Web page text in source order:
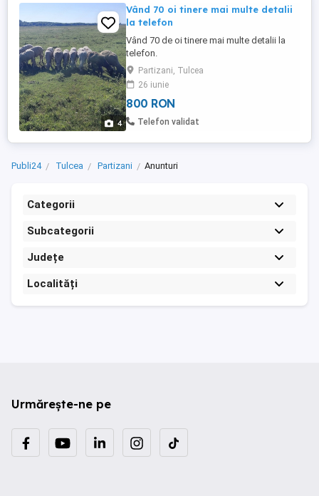
4
Vând 70 oi tinere mai multe detalii
la telefon
Vând 70 de oi tinere mai multe detalii la
telefon.
Partizani, Tulcea
26 iunie
800 RON
Telefon validat
Publi24 Tulcea Partizani Anunturi
Categorii
Subcategorii
Județe
Localități
Urmărește-ne pe